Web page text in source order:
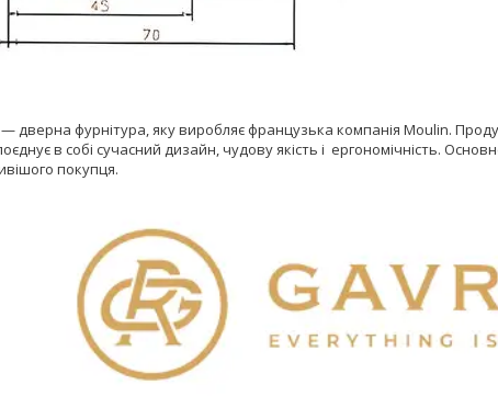
— дверна фурнітура, яку виробляє французька компанія Moulin.
в собі сучасний дизайн, чудову якість і ергономічність.
покупця.